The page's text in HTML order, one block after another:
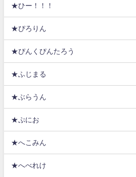
★ひー！！！
★ぴろりん
★ぴんくぴんたろう
★ふじまる
★ぶらうん
★ぷにお
★へこみん
★へべれけ